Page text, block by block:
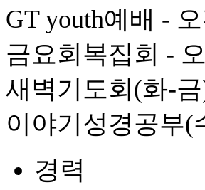
GT youth예배 - 오
금요회복집회 - 오
새벽기도회(화-
이야기성경공부(
경력